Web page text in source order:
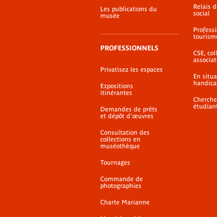
Les publications du
musée
PROFESSIONNELS
Privatisez les espaces
Expositions
itinérantes
Demandes de prêts
et dépôt d'œuvres
Consultation des
collections en
muséothèque
Tournages
Commande de
photographies
Charte Marianne
Relais
social
CSE,
En